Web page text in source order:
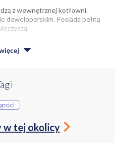
z wewnętrznej kotłowni.
deweloperskim. Posiada pełną
względem inwestycyjnym ze
Parku
fakt, że nieruchomość
uliczce.
w tej okolicy